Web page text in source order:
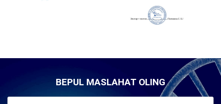
BEPUL MASLAHAT OLING